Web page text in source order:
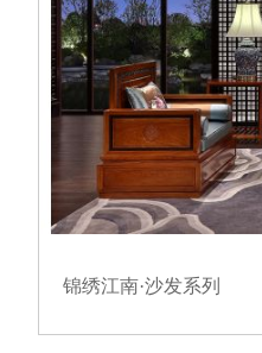
锦绣江南·沙发系列